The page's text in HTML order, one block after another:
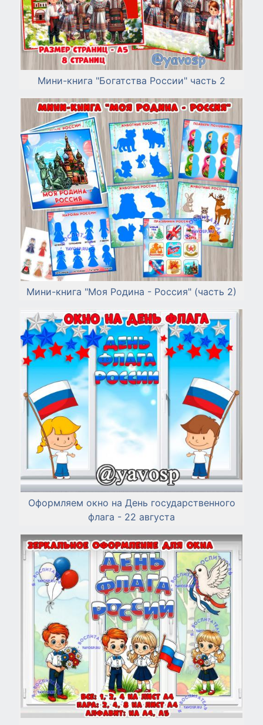
Мини-книга "Богатства России" часть 2
Мини-книга "Моя Родина - Россия" (часть 2)
Оформляем окно на День государственного
флага - 22 августа